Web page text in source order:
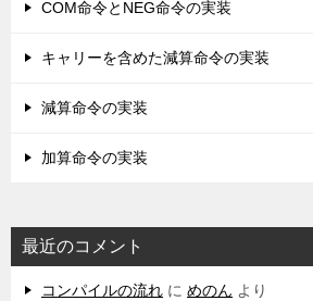
COM命令とNEG命令の実装
キャリーを含めた減算命令の実装
減算命令の実装
加算命令の実装
最近のコメント
コンパイルの流れ に めのん より